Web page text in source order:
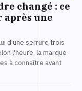
changé : ce
une
d'une serrure trois
l'heure, la marque
à connaître avant